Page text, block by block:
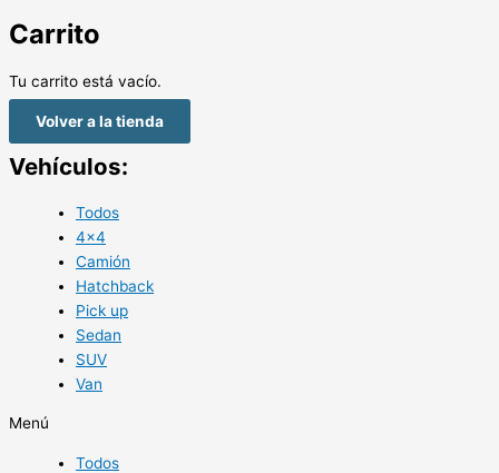
Carrito
Tu carrito está vacío.
Volver a la tienda
Vehículos:
Todos
4×4
Camión
Hatchback
Pick up
Sedan
SUV
Van
Menú
Todos